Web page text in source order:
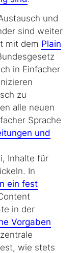
und
sind weiter
mit dem Plain
in Einfacher
zu
alle neuen
Sprache
und
Inhalte für
In
ein fest
in der
Vorgaben
wie stets